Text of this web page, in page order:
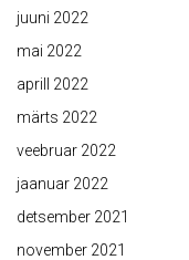
juuni 2022
mai 2022
aprill 2022
märts 2022
veebruar 2022
jaanuar 2022
detsember 2021
november 2021